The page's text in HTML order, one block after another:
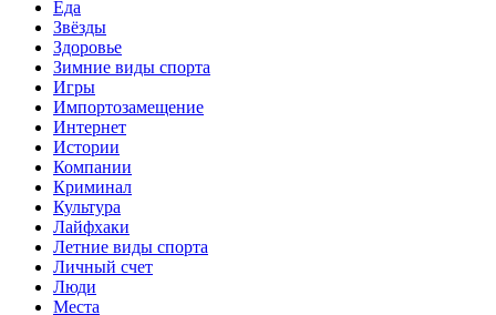
Еда
Звёзды
Здоровье
Зимние виды спорта
Игры
Импортозамещение
Интернет
Истории
Компании
Криминал
Культура
Лайфхаки
Летние виды спорта
Личный счет
Люди
Места